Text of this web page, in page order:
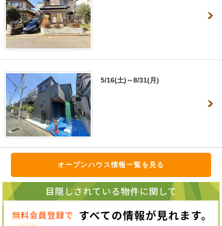
5/16(土)～8/31(月)
オープンハウス情報一覧を見る